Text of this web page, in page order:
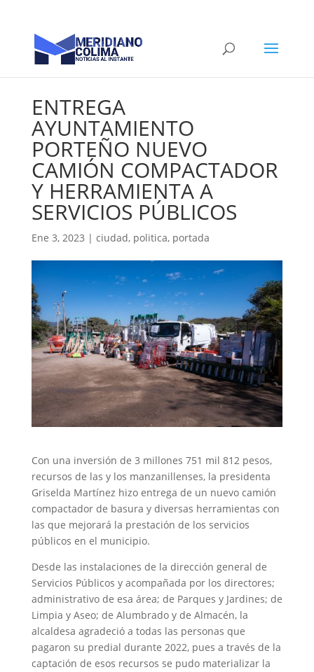
ENTREGA
AYUNTAMIENTO
PORTEÑO NUEVO
CAMIÓN COMPACTADOR
Y HERRAMIENTA A
SERVICIOS PÚBLICOS
Ene 3, 2023 | ciudad, politica, portada
Con una inversión de 3 millones 751 mil 812 pesos,
recursos de las y los manzanillenses, la presidenta
Griselda Martínez hizo entrega de un nuevo camión
compactador de basura y diversas herramientas con
las que mejorará la prestación de los servicios
públicos en el municipio.
Desde las instalaciones de la dirección general de
Servicios Públicos y acompañada por los directores;
administrativo de esa área; de Parques y Jardines; de
Limpia y Aseo; de Alumbrado y de Almacén, la
alcaldesa agradeció a todas las personas que
pagaron su predial durante 2022, pues a través de la
captación de esos recursos se pudo materializar la